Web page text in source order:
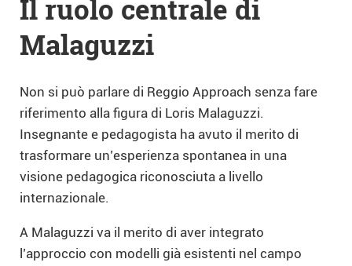
Il ruolo centrale di
Malaguzzi
Non si può parlare di Reggio Approach senza fare
riferimento alla figura di Loris Malaguzzi.
Insegnante e pedagogista ha avuto il merito di
trasformare un’esperienza spontanea in una
visione pedagogica riconosciuta a livello
internazionale.
A Malaguzzi va il merito di aver integrato
l’approccio con modelli già esistenti nel campo